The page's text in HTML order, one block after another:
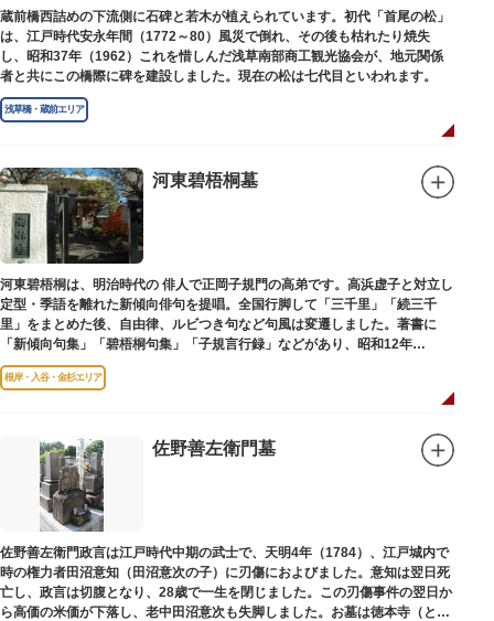
蔵前橋西詰めの下流側に石碑と若木が植えられています。初代「首尾の松」
は、江戸時代安永年間（1772～80）風災で倒れ、その後も枯れたり焼失
し、昭和37年（1962）これを惜しんだ浅草南部商工観光協会が、地元関係
者と共にこの橋際に碑を建設しました。現在の松は七代目といわれます。
浅草橋・蔵前エリア
河東碧梧桐墓
河東碧梧桐は、明治時代の 俳人で正岡子規門の高弟です。高浜虚子と対立し
定型・季語を離れた新傾向俳句を提唱。全国行脚して「三千里」「続三千
里」をまとめた後、自由律、ルビつき句など句風は変遷しました。著書に
「新傾向句集」「碧梧桐句集」「子規言行録」などがあり、昭和12年
（1937）に没し、お墓は梅林寺（ばいりんじ）にあります。
根岸・入谷・金杉エリア
佐野善左衛門墓
佐野善左衛門政言は江戸時代中期の武士で、天明4年（1784）、江戸城内で
時の権力者田沼意知（田沼意次の子）に刃傷におよびました。意知は翌日死
亡し、政言は切腹となり、28歳で一生を閉じました。この刃傷事件の翌日か
ら高価の米価が下落し、老中田沼意次も失脚しました。お墓は徳本寺（とく